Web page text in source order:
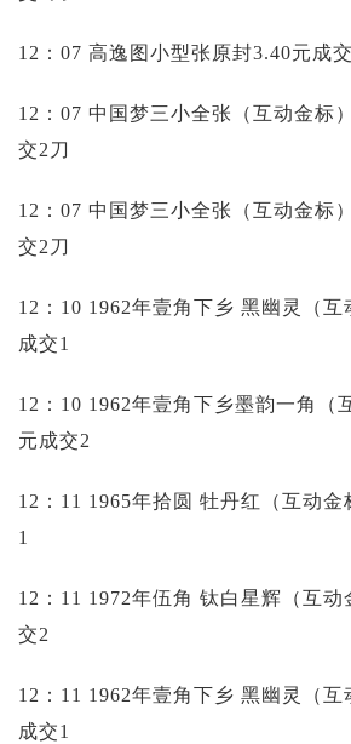
12：07 高逸图小型张原封3.40元成
12：07 中国梦三小全张（互动金标
交2刀
12：07 中国梦三小全张（互动金标
交2刀
12：10 1962年壹角下乡 黑幽灵（互
成交1
12：10 1962年壹角下乡墨韵一角（
元成交2
12：11 1965年拾圆 牡丹红（互动金
1
12：11 1972年伍角 钛白星辉（互动
交2
12：11 1962年壹角下乡 黑幽灵（互
成交1